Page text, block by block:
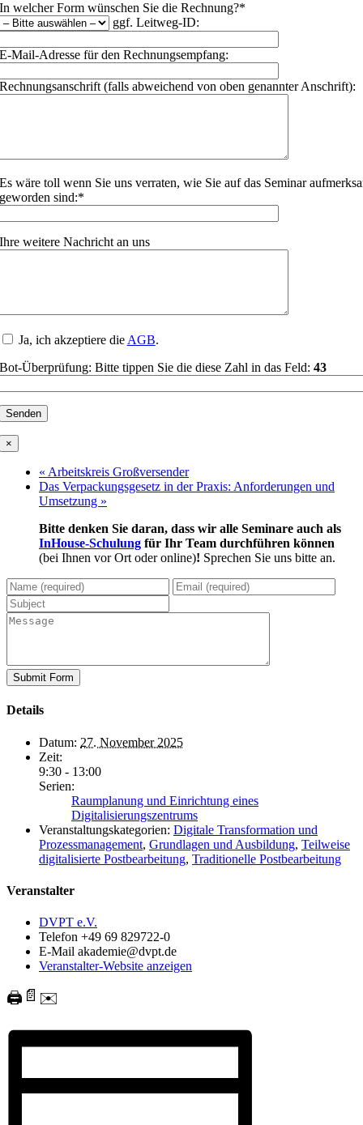
welcher Form wünschen Sie die Rechnung?*
ggf. Leitweg-ID:
Mail-Adresse für den Rechnungsempfang:
(falls abweichend von oben genannter Anschrift):
wäre toll wenn Sie uns verraten, wie Sie auf das Seminar
sind:*
weitere Nachricht an uns
Ja, ich akzeptiere die AGB.
Überprüfung: Bitte tippen Sie die diese Zahl in das Feld: 43
×
« Arbeitskreis Großversender
Das Verpackungsgesetz in der Praxis: Anforderungen und
Umsetzung »
Bitte denken Sie daran, dass wir alle Seminare auch als
InHouse-Schulung für Ihr Team durchführen können
(bei Ihnen vor Ort oder online)! Sprechen Sie uns bitte an.
Details
Datum: 27. November 2025
Zeit:
9:30 - 13:00
Serien:
Raumplanung und Einrichtung eines
Digitalisierungszentrums
Veranstaltungskategorien: Digitale Transformation und
Prozessmanagement, Grundlagen und Ausbildung, Teilweise
digitalisierte Postbearbeitung, Traditionelle Postbearbeitung
Veranstalter
DVPT e.V.
Telefon +49 69 829722-0
E-Mail akademie@dvpt.de
Veranstalter-Website anzeigen
🖨️ 📄 ✉️